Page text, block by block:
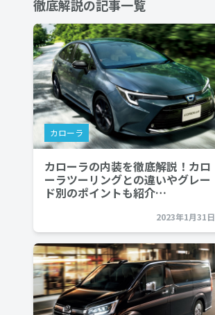
徹底解説の記事一覧
カローラ
カローラの内装を徹底解説！カロ
ーラツーリングとの違いやグレー
ド別のポイントも紹介…
2023年1月31日